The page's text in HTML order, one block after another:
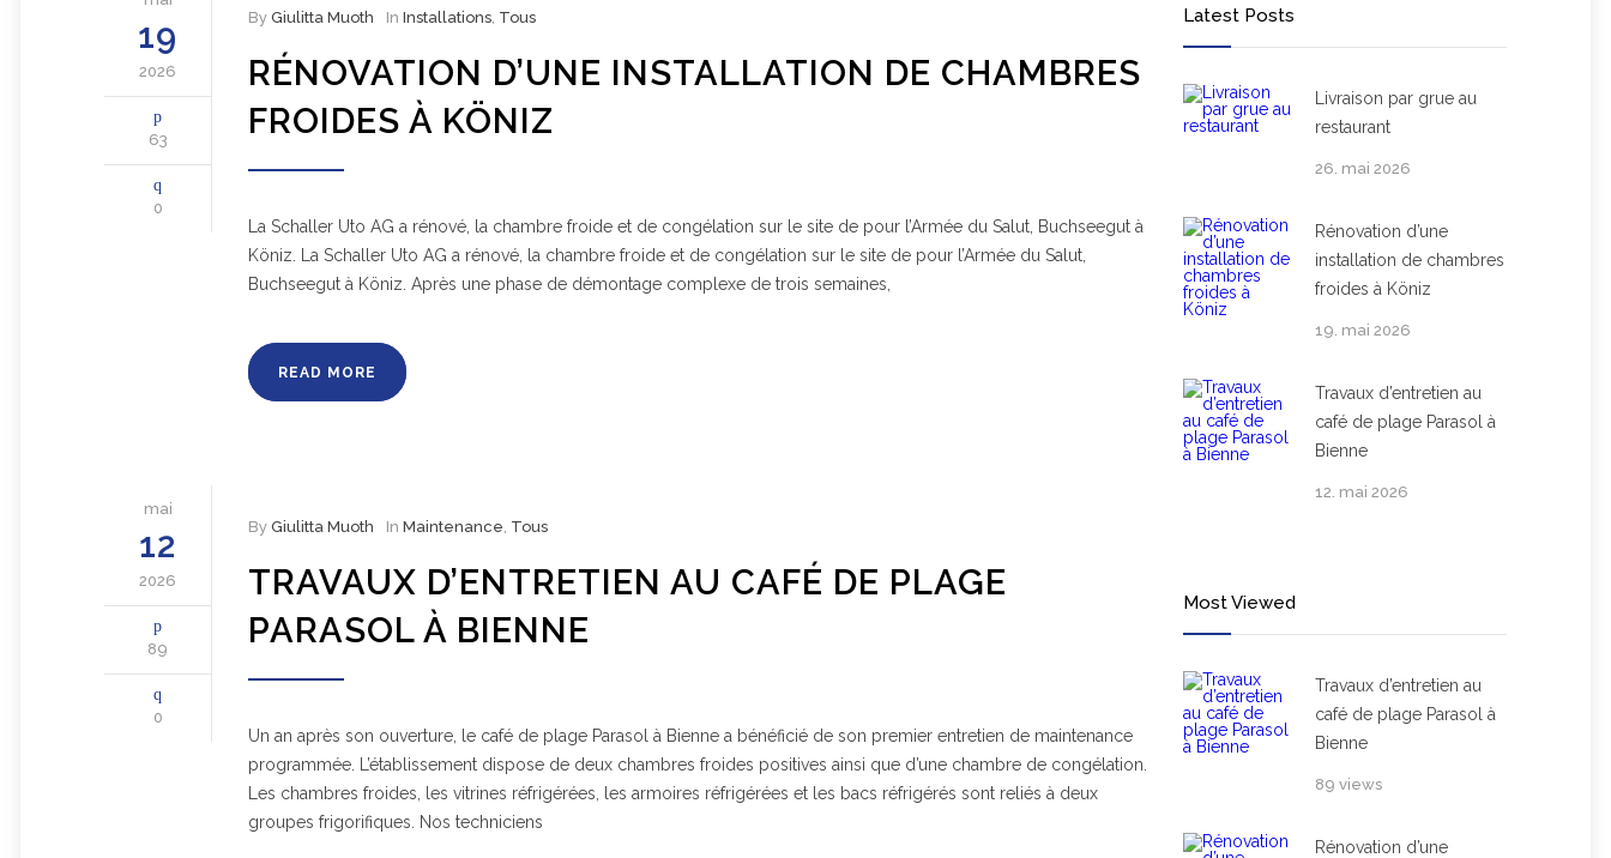
19
2026
63
0
By Giulitta Muoth In Installations, Tous
RÉNOVATION D’UNE INSTALLATION DE CHAMBRES
FROIDES À KÖNIZ
La Schaller Uto AG a rénové, la chambre froide et de congélation sur le site de pour l’Armée du Salut, Buchseegut à
Köniz. La Schaller Uto AG a rénové, la chambre froide et de congélation sur le site de pour l’Armée du Salut,
Buchseegut à Köniz. Après une phase de démontage complexe de trois semaines,
READ MORE
mai
12
2026
89
0
By Giulitta Muoth In Maintenance, Tous
TRAVAUX D’ENTRETIEN AU CAFÉ DE PLAGE
PARASOL À BIENNE
Un an après son ouverture, le café de plage Parasol à Bienne a bénéficié de son premier entretien de maintenance
programmée. L’établissement dispose de deux chambres froides positives ainsi que d’une chambre de congélation.
Les chambres froides, les vitrines réfrigérées, les armoires réfrigérées et les bacs réfrigérés sont reliés à deux
groupes frigorifiques. Nos techniciens
Latest Posts
Livraison par grue au
restaurant
26. mai 2026
Rénovation d’une
installation de chambres
froides à Köniz
19. mai 2026
Travaux d’entretien au
café de plage Parasol à
Bienne
12. mai 2026
Most Viewed
Travaux d’entretien au
café de plage Parasol à
Bienne
89 views
Rénovation d’une